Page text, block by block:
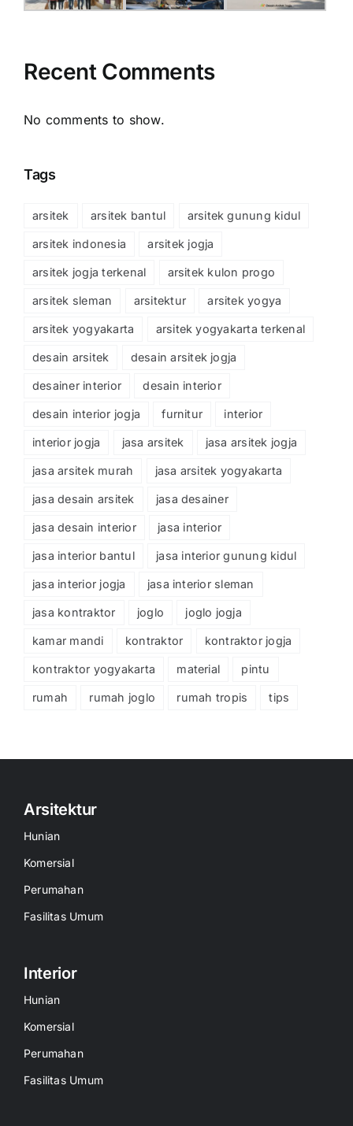
Recent Comments
No comments to show.
Tags
arsitek arsitek bantul arsitek gunung kidul
arsitek indonesia arsitek jogja
arsitek jogja terkenal arsitek kulon progo
arsitek sleman arsitektur arsitek yogya
arsitek yogyakarta arsitek yogyakarta terkenal
desain arsitek desain arsitek jogja
desainer interior desain interior
desain interior jogja furnitur interior
interior jogja jasa arsitek jasa arsitek jogja
jasa arsitek murah jasa arsitek yogyakarta
jasa desain arsitek jasa desainer
jasa desain interior jasa interior
jasa interior bantul jasa interior gunung kidul
jasa interior jogja jasa interior sleman
jasa kontraktor joglo joglo jogja
kamar mandi kontraktor kontraktor jogja
kontraktor yogyakarta material pintu
rumah rumah joglo rumah tropis tips
Arsitektur
Hunian
Komersial
Perumahan
Fasilitas Umum
Interior
Hunian
Komersial
Perumahan
Fasilitas Umum